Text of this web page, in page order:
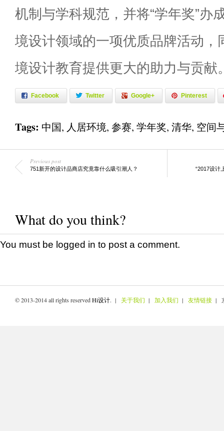
机制与学科规范，并将“学年奖”办
境设计领域的一项优质品牌活动，
境设计教育提供更大的助力与贡献
Facebook Twitter Google+ Pinterest
Tags: 中国, 人居环境, 参赛, 学年奖, 清华, 空间
Previous post
751新开的设计品商店究竟靠什么吸引潮人？ “2017设计
What do you think?
You must be logged in to post a comment.
© 2013-2014 all rights reservedHi设计. | 关于我们 | 加入我们 | 友情链接 |